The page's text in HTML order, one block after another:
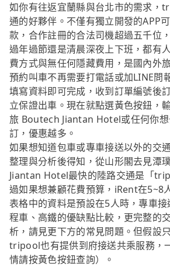
如你有往返宜蘭縣與台北市的需求，
通的好夥伴。不僅有獨立開發的APP
款，合作註冊的合法司機超過五千位
過年過節還是清晨深夜上下班，都有
費方式與無任何隱藏費用，是國內外
預約叫車不再需要打電話或加LINE問
填寫資料即可完成，收到訂單編號後
立保證出車。現在就點選黃色按鈕，
旅 Boutech Jiantan Hotel或任何你
訂，優惠越多。
如果想知道包車或專車接送以外的交
整理與分析後得知，從山形閣去見潭
Jiantan Hotel最快的陸路交通是「
過如果想兼顧花費預算，iRent在5~8
表格中的資料是預設在5人時，專車
程車、高鐵的優缺點比較，更完整的
析，請見更下方的常見問題。但假設
tripool也有提供到府接送共乘服務，
情請按黃色按鈕查詢）。